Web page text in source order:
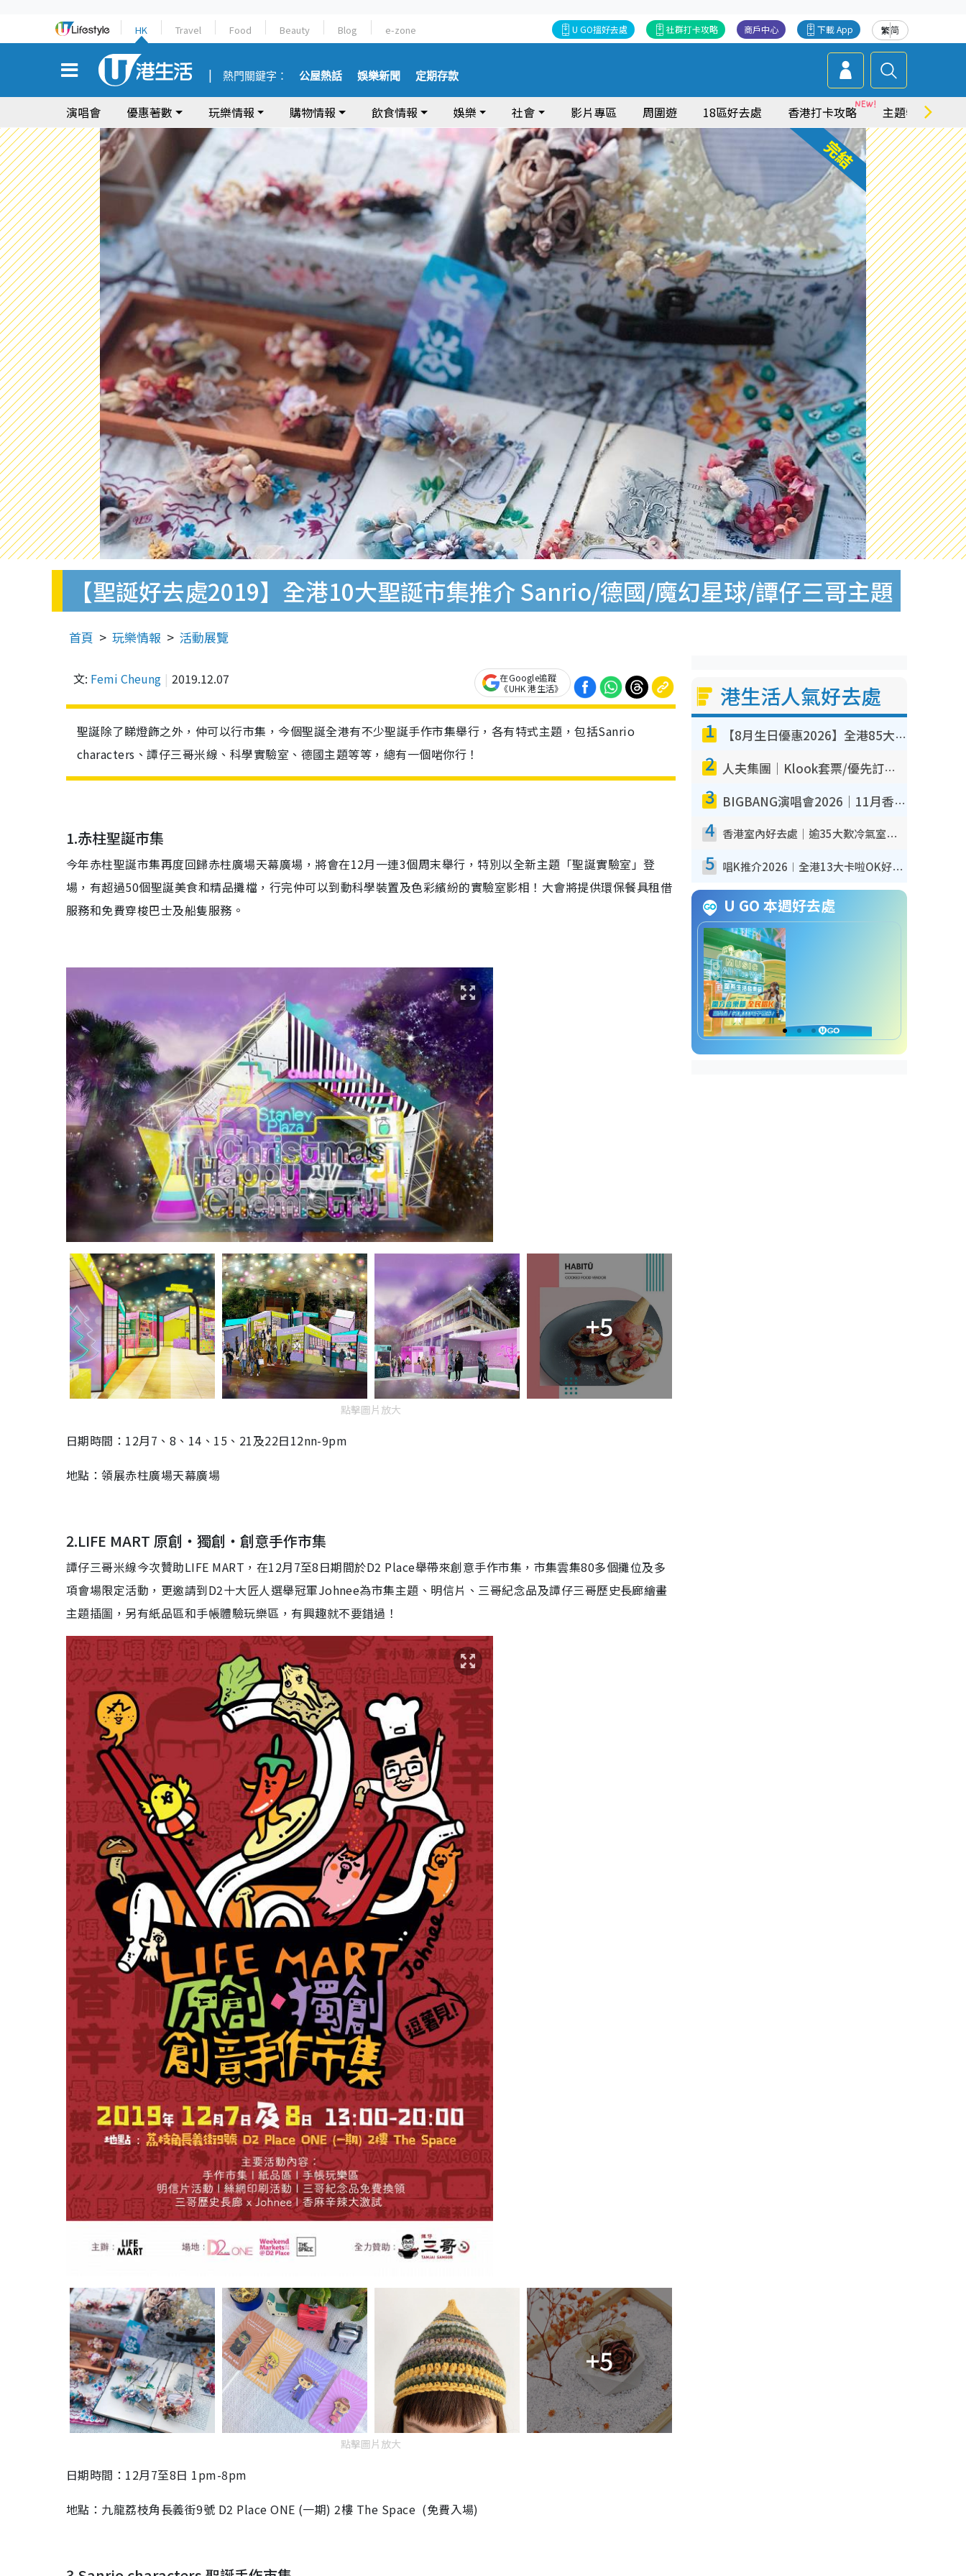
HK Travel Food Beauty Blog e-zone 繁简
下載 App
商戶中心
社群打卡攻略
U GO搵好去處
熱門關鍵字： 公屋熱話 娛樂新聞 定期存款
演唱會 優惠著數 玩樂情報 購物情報 飲食情報 娛樂 社會 影片專區 周圍遊 18區好去處 香港打卡攻略 主題特集
【聖誕好去處2019】全港10大聖誕市集推介 Sanrio/德國/魔幻星球/譚仔三哥主題
首頁 玩樂情報 活動展覽
文: Femi Cheung 2019.12.07
在Google追蹤
《UHK 港生活》
聖誕除了睇燈飾之外，仲可以行市集，今個聖誕全港有不少聖誕手作市集舉行，各有特式主題，包括Sanrio
characters、譚仔三哥米線、科學實驗室、德國主題等等，總有一個啱你行！
1.赤柱聖誕市集
今年赤柱聖誕市集再度回歸赤柱廣場天幕廣場，將會在12月一連3個周末舉行，特別以全新主題「聖誕實驗室」登
場，有超過50個聖誕美食和精品攤檔，行完仲可以到動科學裝置及色彩繽紛的實驗室影相 ！ 大會將提供環保餐具租借
服務和免費穿梭巴士及船隻服務。
+5
點擊圖片放大
日期時間： 12月7、8、14、15、21及22日12nn-9pm
地點：領展赤柱廣場天幕廣場
2.LIFE MART 原創・獨創・創意手作市集
譚仔三哥米線今次贊助LIFE MART，在12月7至8日期間於D2 Place舉帶來創意手作市集，市集雲集80多個攤位及多
項會場限定活動，更邀請到D2十大匠人選舉冠軍Johnee為市集主題、明信片、三哥紀念品及譚仔三哥歷史長廊繪畫
主題插圗，另有紙品區和手帳體驗玩樂區，有興趣就不要錯過！
+5
點擊圖片放大
日期時間：12月7至8日 1pm-8pm
地點：九龍荔枝角長義街9號 D2 Place ONE (一期) 2樓 The Space (免費入場)
港生活人氣好去處
1 【8月生日優惠2026】全港85大食買玩著數攻略 自助餐/火鍋放題同行免費＋誠品/DONKI送現金券
2 人夫集團｜Klook套票/優先訂票/公開發售搶飛攻略！附票價.購票連結.場地座位表
3 BIGBANG演唱會2026｜11月香港啟德開3場！實名制VIP申請、優先購票攻略
4 香港室內好去處｜逾35大歎冷氣室內好去處推介 室內活動免費避雨無懼落雨
5 唱K推介2026︱全港13大卡啦OK好去處！最平$36起 日文K都有！(附地址+收費詳情)
U GO 本週好去處